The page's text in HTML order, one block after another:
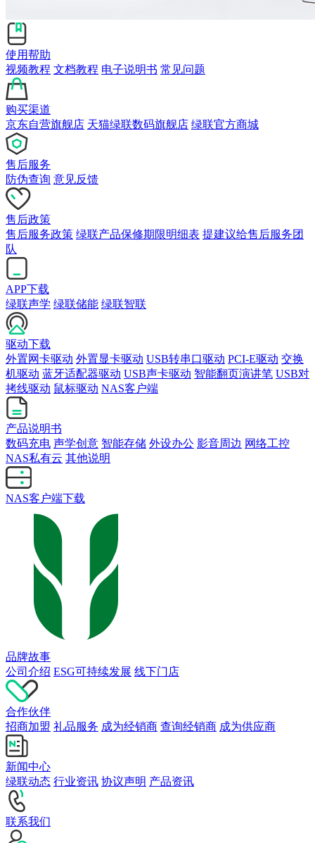
使用帮助
视频教程 文档教程 电子说明书 常见问题
购买渠道
京东自营旗舰店 天猫绿联数码旗舰店 绿联官方商城
售后服务
防伪查询 意见反馈
售后政策
售后服务政策 绿联产品保修期限明细表 提建议给售后服务团
队
APP下载
绿联声学 绿联储能 绿联智联
驱动下载
外置网卡驱动 外置显卡驱动 USB转串口驱动 PCI-E驱动 交换
机驱动 蓝牙适配器驱动 USB声卡驱动 智能翻页演讲笔 USB对
拷线驱动 鼠标驱动 NAS客户端
产品说明书
数码充电 声学创意 智能存储 外设办公 影音周边 网络工控
NAS私有云 其他说明
NAS客户端下载
品牌故事
公司介绍 ESG可持续发展 线下门店
合作伙伴
招商加盟 礼品服务 成为经销商 查询经销商 成为供应商
新闻中心
绿联动态 行业资讯 协议声明 产品资讯
联系我们